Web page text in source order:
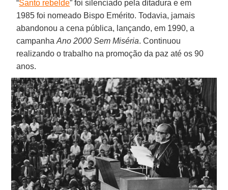
“Santo rebelde” foi silenciado pela ditadura e em
1985 foi nomeado Bispo Emérito. Todavia, jamais
abandonou a cena pública, lançando, em 1990, a
campanhaAno 2000 Sem Miséria. Continuou
realizando o trabalho na promoção da paz até os 90
anos.